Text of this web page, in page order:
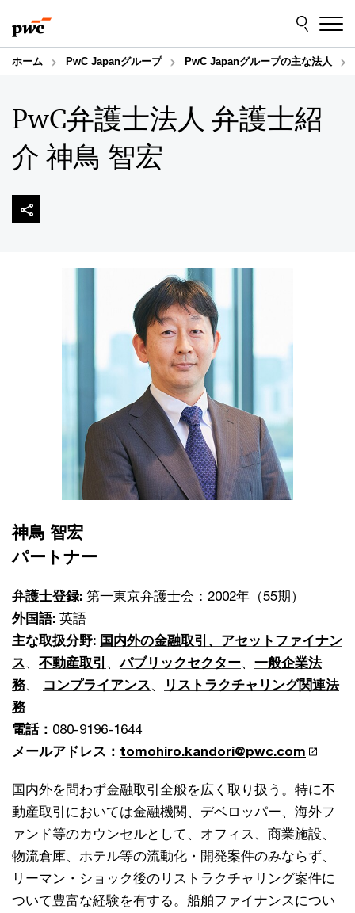
to
content
to
footer
ホーム PwC Japanグループ PwC Japanグループの主な法人
PwC弁護士法人 弁護士紹
介 神鳥 智宏
神鳥 智宏
パートナー
弁護士登録: 第一東京弁護士会：2002年（55期）
外国語: 英語
主な取扱分野: 国内外の金融取引、アセットファイナン
ス、 不動産取引 、パブリックセクター、 一般企業法
務、 コンプライアンス、
リストラクチャリング関連法
務
電話： 080-9196-1644
メールアドレス： tomohiro.kandori@pwc.com
国内外を問わず金融取引全般を広く取り扱う。特に不
動産取引においては金融機関、デベロッパー、海外フ
ァンド等のカウンセルとして、オフィス、商業施設、
物流倉庫、ホテル等の流動化・開発案件のみならず、
リーマン・ショック後のリストラクチャリング案件に
ついて豊富な経験を有する。船舶ファイナンスについ